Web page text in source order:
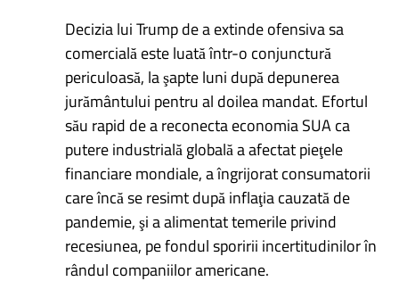
Decizia lui Trump de a extinde ofensiva sa
comercială este luată într-o conjunctură
periculoasă, la şapte luni după depunerea
jurământului pentru al doilea mandat. Efortul
său rapid de a reconecta economia SUA ca
putere industrială globală a afectat pieţele
financiare mondiale, a îngrijorat consumatorii
care încă se resimt după inflaţia cauzată de
pandemie, şi a alimentat temerile privind
recesiunea, pe fondul sporirii incertitudinilor în
rândul companiilor americane.